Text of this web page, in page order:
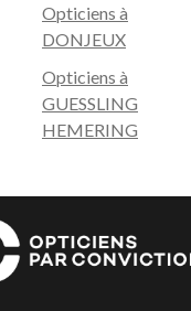
Opticiens à
DONJEUX
Opticiens à
GUESSLING
HEMERING